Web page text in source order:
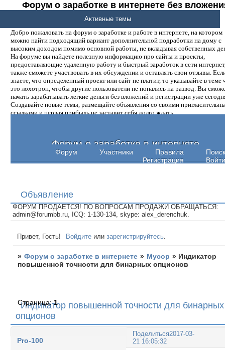
Форум о заработке в интернете без
денег.
Добро пожаловать на форум о заработке и работе в интернете, на котором
можно найти подходящий вариант дополнительной подработки на дому с
высоким доходом помимо основной работы, не вкладывая собственных
На форуме вы найдете полезную информацию про сайты и проекты,
предоставляющие удаленную работу и быстрый заработок в сети
также сможете участвовать в их обсуждении и оставлять свои отзывы.
знаете, что определенный проект или сайт не платит, то указывайте в теме
это лохотрон, чтобы другие пользователи не попались на развод. Вы
начать зарабатывать легкие деньги без вложений и регистрации уже
Создавайте новые темы, размещайте объявления со своими
ссылками и первая прибыль не заставит себя долго ждать.
Форум о заработке в интернете
Форум Участники Правила
Поиск
Регистрация
Войти
Активные темы
Объявление
ФОРУМ ПРОДАЕТСЯ! ПО ВОПРОСАМ ПРОДАЖИ ОБРАЩАТЬСЯ:
admin@forumbb.ru, ICQ: 1-130-134, skype: alex_derenchuk.
Привет, Гость! Войдите илизарегистрируйтесь
» Форум о заработке в интернете » Мусор » Индикатор
повышенной точности для бинарных опционов
Индикатор повышенной точности для бинарных
опционов
Страница:1
Поделиться2017-03-
21 16:05:32
Pro-100